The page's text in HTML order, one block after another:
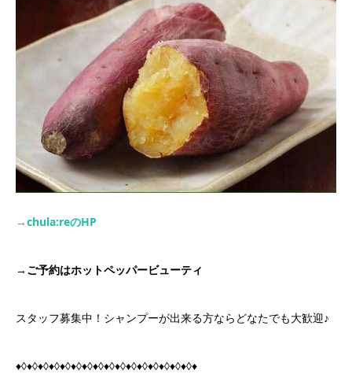
→chula:reのHP
→ ご予約はホットペッパービューティ
スタッフ募集中！シャンプーが出来る方ならどなたでも大歓迎♪
♦◊♦◊♦◊♦◊♦◊♦◊♦◊♦◊♦◊♦◊♦◊♦◊♦◊♦◊♦◊♦◊♦